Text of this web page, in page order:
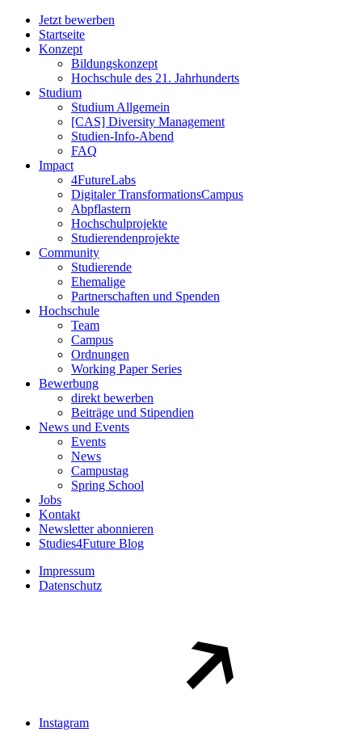
Jetzt bewerben
Startseite
Konzept
Bildungskonzept
Hochschule des 21. Jahrhunderts
Studium
Studium Allgemein
[CAS] Diversity Management
Studien-Info-Abend
FAQ
Impact
4FutureLabs
Digitaler TransformationsCampus
Abpflastern
Hochschulprojekte
Studierendenprojekte
Community
Studierende
Ehemalige
Partnerschaften und Spenden
Hochschule
Team
Campus
Ordnungen
Working Paper Series
Bewerbung
direkt bewerben
Beiträge und Stipendien
News und Events
Events
News
Campustag
Spring School
Jobs
Kontakt
Newsletter abonnieren
Studies4Future Blog
Impressum
Datenschutz
Instagram